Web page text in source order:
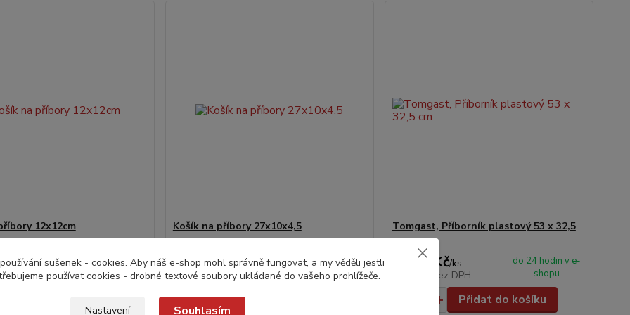
12x12cm
/ks
DPH
do 24 hodin v e-
shopu
Košík na příbory 27x10x4,5
170,0 Kč/ks
140,5 Kčbez DPH
do 24 hodin v e-
shopu
Přidat do košíku
Tomgast, Příborník plastový 53 x 32,5
cm
219,0 Kč/ks
bez DPH
do 24 hodin v e-
shopu
Přidat do košíku
sušenek - cookies. Aby náš e-shop mohl správně fungovat, a my věděli jestli
používat cookies - drobné textové soubory ukládané do vašeho prohlížeče.
Nastavení Souhlasím